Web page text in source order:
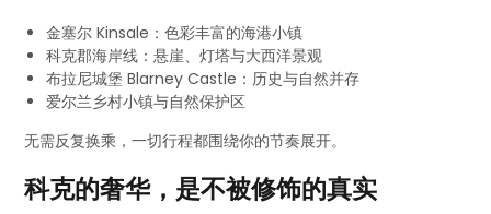
金塞尔 Kinsale：色彩丰富的海港小镇
科克郡海岸线：悬崖、灯塔与大西洋景观
布拉尼城堡 Blarney Castle：历史与自然并存
爱尔兰乡村小镇与自然保护区
无需反复换乘，一切行程都围绕你的节奏展开。
科克的奢华，是不被修饰的真实